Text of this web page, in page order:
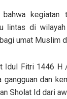
kegiatan
lintas di
umat Muslim
Idul Fitri 1446
dan
Sholat Id dari